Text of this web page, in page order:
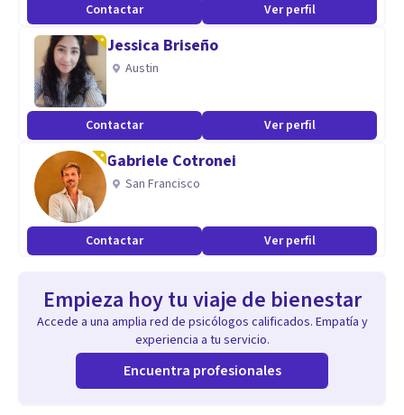
Contactar Ver perfil
Jessica Briseño
Austin
Contactar Ver perfil
Gabriele Cotronei
San Francisco
Contactar Ver perfil
Empieza hoy tu viaje de bienestar
Accede a una amplia red de psicólogos calificados. Empatía y
experiencia a tu servicio.
Encuentra profesionales